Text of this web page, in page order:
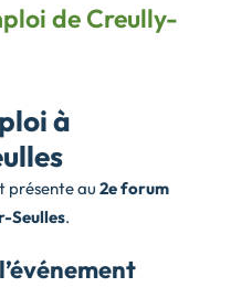
de Creully-
à
présente au 2e forum
Seulles.